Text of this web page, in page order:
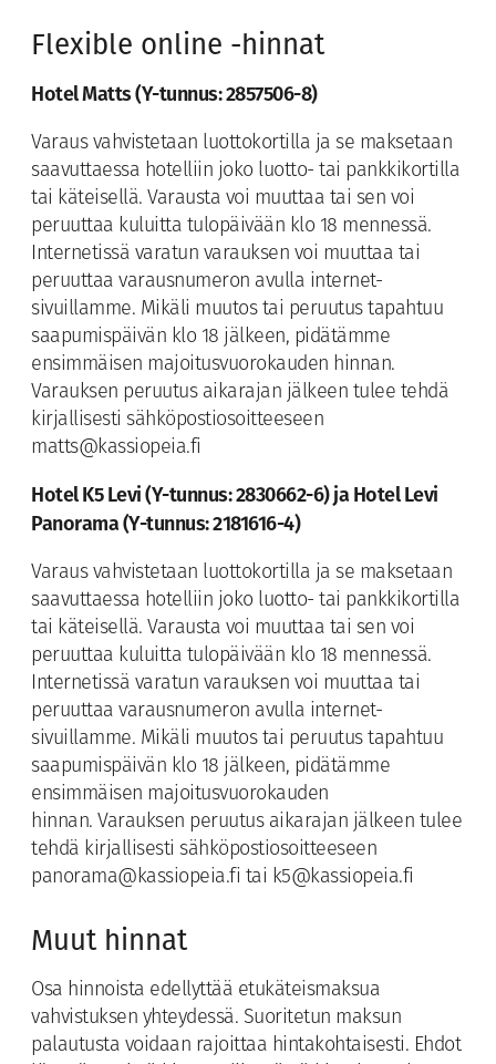
Flexible online -hinnat
Hotel Matts (Y-tunnus: 2857506-8)
Varaus vahvistetaan luottokortilla ja se maksetaan
saavuttaessa hotelliin joko luotto- tai pankkikortilla
tai käteisellä. Varausta voi muuttaa tai sen voi
peruuttaa kuluitta tulopäivään klo 18 mennessä.
Internetissä varatun varauksen voi muuttaa tai
peruuttaa varausnumeron avulla internet-
sivuillamme. Mikäli muutos tai peruutus tapahtuu
saapumispäivän klo 18 jälkeen, pidätämme
ensimmäisen majoitusvuorokauden hinnan.
Varauksen peruutus aikarajan jälkeen tulee tehdä
kirjallisesti sähköpostiosoitteeseen
matts@kassiopeia.fi
Hotel K5 Levi (Y-tunnus: 2830662-6) ja Hotel Levi
Panorama (Y-tunnus: 2181616-4)
Varaus vahvistetaan luottokortilla ja se maksetaan
saavuttaessa hotelliin joko luotto- tai pankkikortilla
tai käteisellä. Varausta voi muuttaa tai sen voi
peruuttaa kuluitta tulopäivään klo 18 mennessä.
Internetissä varatun varauksen voi muuttaa tai
peruuttaa varausnumeron avulla internet-
sivuillamme. Mikäli muutos tai peruutus tapahtuu
saapumispäivän klo 18 jälkeen, pidätämme
ensimmäisen majoitusvuorokauden
hinnan. Varauksen peruutus aikarajan jälkeen tulee
tehdä kirjallisesti sähköpostiosoitteeseen
panorama@kassiopeia.fi tai k5@kassiopeia.fi
Muut hinnat
Osa hinnoista edellyttää etukäteismaksua
vahvistuksen yhteydessä. Suoritetun maksun
palautusta voidaan rajoittaa hintakohtaisesti. Ehdot